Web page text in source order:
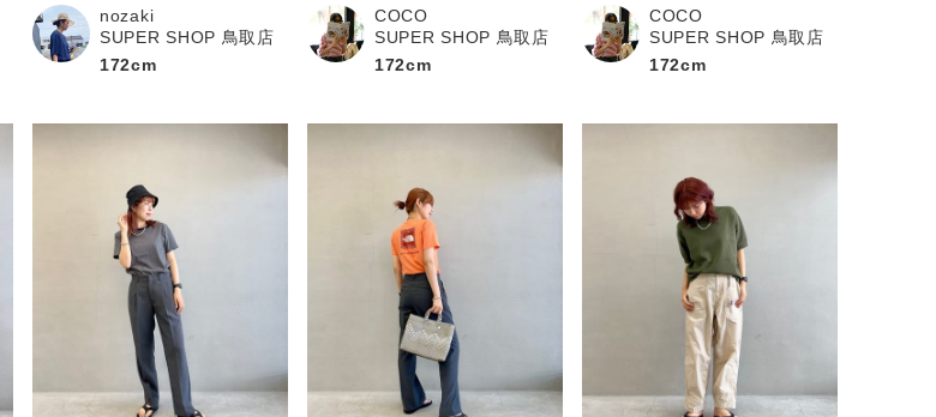
nozaki
SUPER SHOP 鳥取店
172cm
COCO
SUPER SHOP 鳥取店
172cm
COCO
SUPER SHOP 鳥取店
172cm